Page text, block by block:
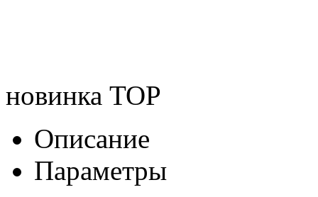
новинка TOP
Описание
Параметры